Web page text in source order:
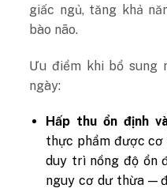
giấc ngủ, tăng khả
bào não.
Ưu điểm khi bổ sung
ngày:
Hấp thu ổn định
thực phẩm được cơ
duy trì nồng độ ổn
nguy cơ dư thừa —